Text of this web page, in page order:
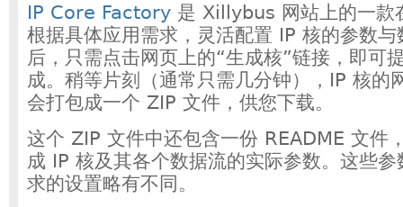
IP Core Factory 是 Xillybus 网站上的一款
根据具体应用需求，灵活配置 IP 核的参数
后，只需点击网页上的“生成核”链接，即可
成。稍等片刻（通常只需几分钟），IP 核的
会打包成一个 ZIP 文件，供您下载。
这个 ZIP 文件中还包含一份 README 文件
成 IP 核及其各个数据流的实际参数。这些
求的设置略有不同。